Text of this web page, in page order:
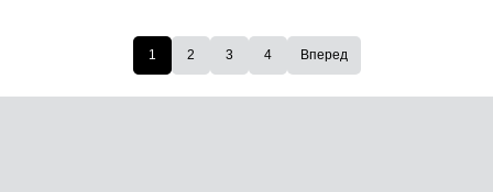
1 2 3 4 Вперед